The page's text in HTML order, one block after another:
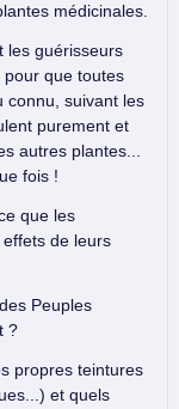
médicinales.
les guérisseurs
pour que toutes
connu, suivant les
purement et
autres plantes...
fois !
que les
de leurs
Peuples
?
propres teintures
et quels